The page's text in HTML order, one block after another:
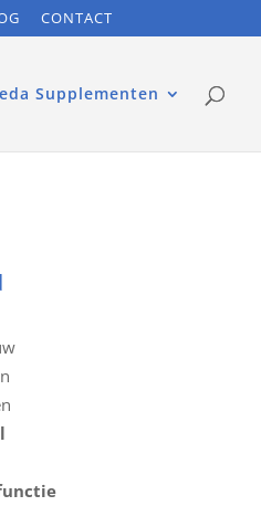
CONTACT
Supplementen